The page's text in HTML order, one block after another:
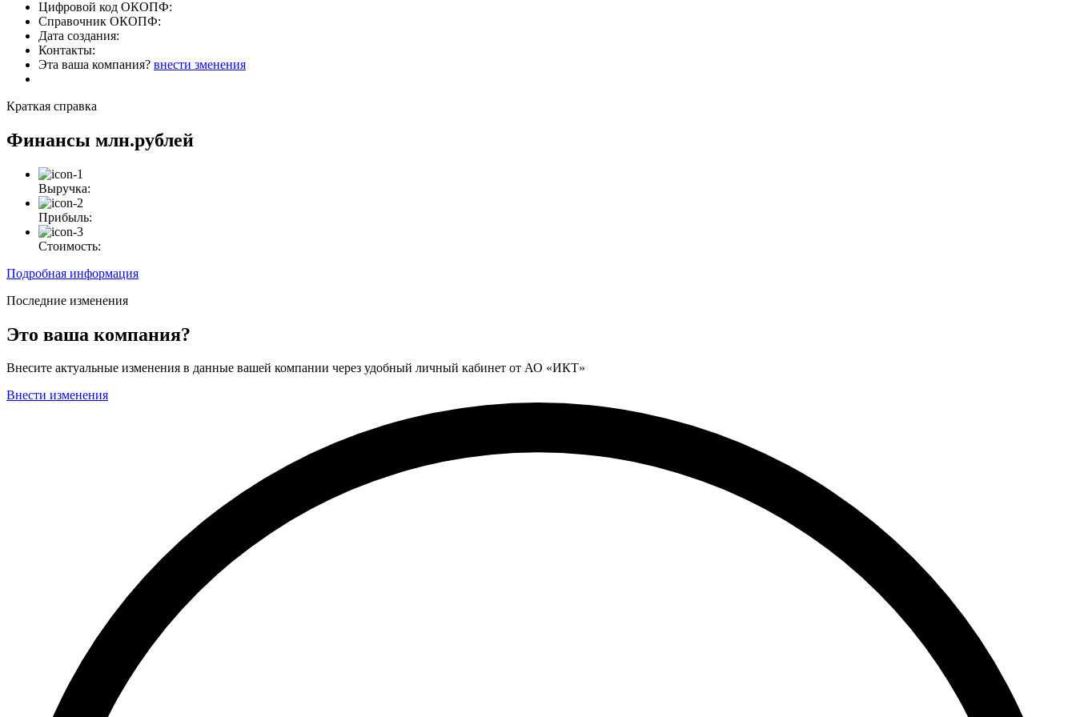
Цифровой код ОКОПФ:
Справочник ОКОПФ:
Дата создания:
Контакты:
Эта ваша компания? внести зменения
Краткая справка
Финансы млн.рублей
Выручка:
Прибыль:
Стоимость:
Подробная информация
Последние изменения
Это ваша компания?
Внесите актуальные изменения в данные вашей компании через удобный личный кабинет от АО «ИКТ»
Внести изменения